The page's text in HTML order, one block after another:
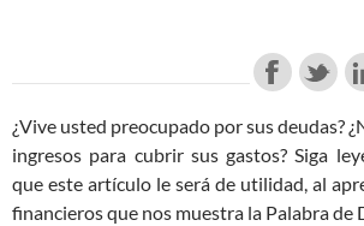
¿Vive usted preocupado por sus deudas?
ingresos para cubrir sus gastos? Siga
que este artículo le será de utilidad, al
financieros que nos muestra la Palabra de